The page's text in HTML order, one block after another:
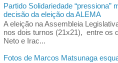
Partido Solidariedade “pressiona”
decisão da eleição da ALEMA
A eleição na Assembleia
nos dois turnos (21x21), entre os
Neto e Irac...
Fotos de Marcos Matsunaga